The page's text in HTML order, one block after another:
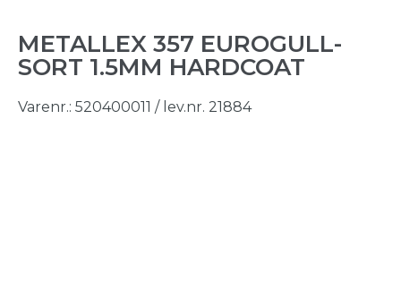
METALLEX 357 EUROGULL-
SORT 1.5MM HARDCOAT
Varenr.: 520400011 / lev.nr. 21884